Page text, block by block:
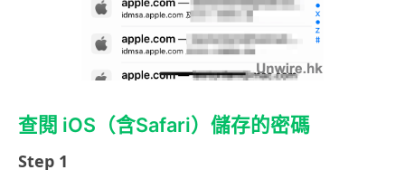
查閱 iOS（含Safari）儲存的密碼
Step 1